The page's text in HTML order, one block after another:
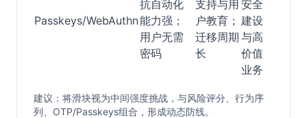
Passkeys/WebAuthn
抗自动化
能力强；
用户无需
密码
支持与用
户教育；
迁移周期
长
安全
建设
与高
价值
业务
建议：将滑块视为中间强度挑战，与风险评分、行为序
列、OTP/Passkeys组合，形成动态防线。